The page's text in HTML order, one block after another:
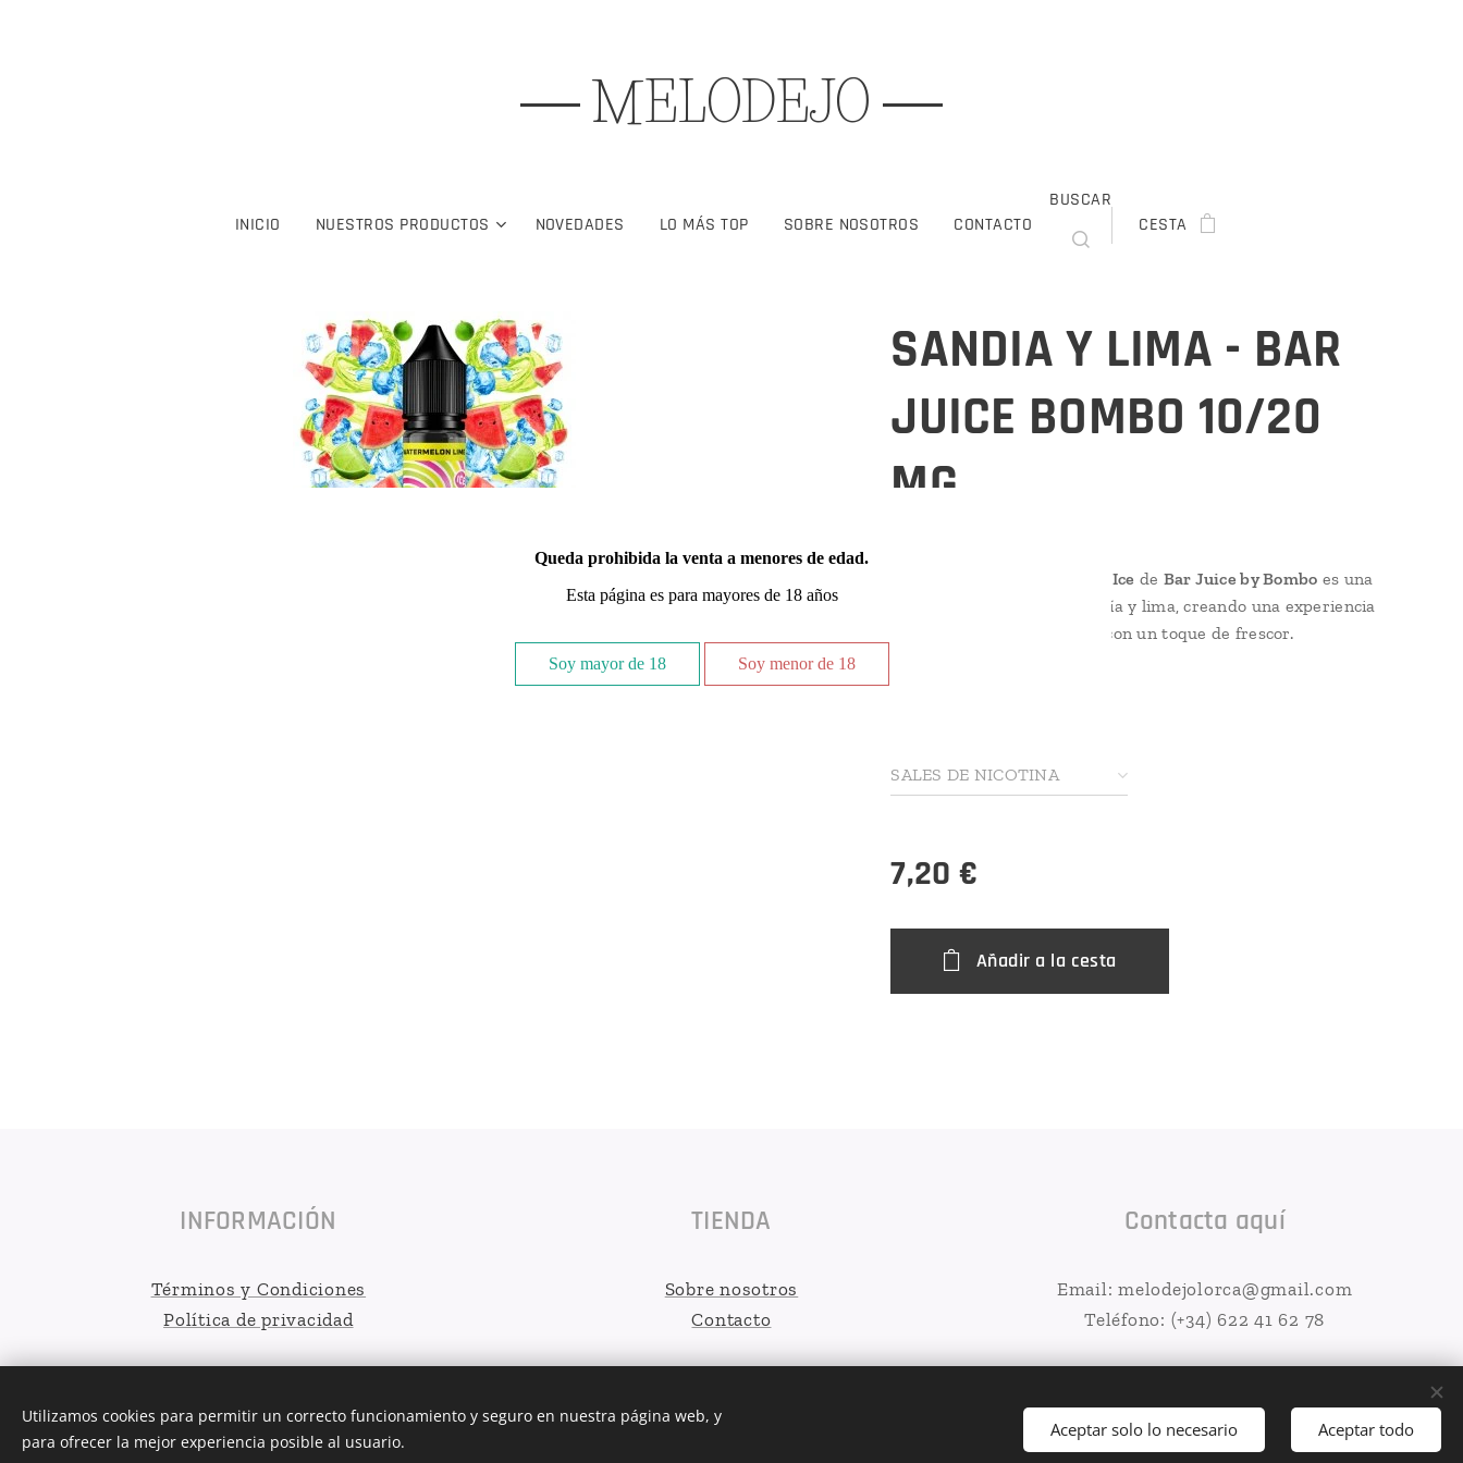
MELODEJO
INICIO NUESTROS PRODUCTOS NOVEDADES LO MÁS TOP SOBRE NOSOTROS CONTACTO
BUSCAR
CESTA
SANDIA Y LIMA - BAR
JUICE BOMBO 10/20
MG
líquido Watermelon Lime Ice de Bar Juice by Bombo es una
combinación de jugosa sandía y lima, creando una experiencia
perfectamente equilibrada con un toque de frescor.
SALES DE NICOTINA
7,20 €
Añadir a la cesta
INFORMACIÓN
Términos y Condiciones
Política de privacidad
TIENDA
Sobre nosotros
Contacto
Contacta aquí
Email: melodejolorca@gmail.com
Teléfono: (+34) 622 41 62 78
Utilizamos cookies para permitir un correcto funcionamiento y seguro en nuestra página web, y
para ofrecer la mejor experiencia posible al usuario.
Aceptar solo lo necesario Aceptar todo
Queda prohibida la venta a menores de edad.
Esta página es para mayores de 18 años
Soy mayor de 18 Soy menor de 18